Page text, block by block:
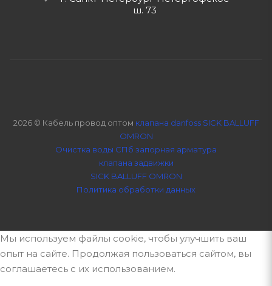
ш. 73
2026 © Кабель провод оптом клапана danfoss SICK BALLUFF
OMRON
Очистка воды СПб запорная арматура
клапана задвижки
SICK BALLUFF OMRON
Политика обработки данных
Мы используем файлы cookie, чтобы улучшить ваш
опыт на сайте. Продолжая пользоваться сайтом, вы
соглашаетесь с их использованием.